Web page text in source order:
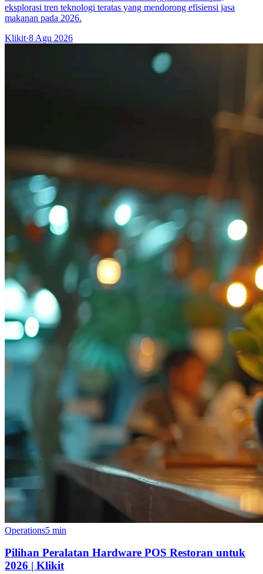
eksplorasi tren teknologi teratas yang mendorong efisiensi jasa
makanan pada 2026.
Klikit·8 Agu 2026
Operations5 min
Pilihan Peralatan Hardware POS Restoran untuk
2026 | Klikit